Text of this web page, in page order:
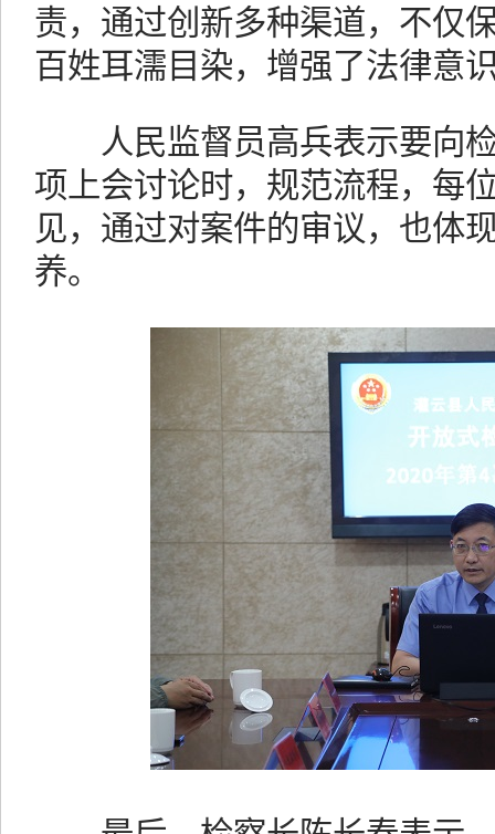
责，通过创新多种渠道，不仅
百姓耳濡目染，增强了法律意
人民监督员高兵表示要向检
项上会讨论时，规范流程，每
见，通过对案件的审议，也体
养。